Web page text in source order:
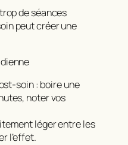
de séances
peut créer une
soin : boire une
noter vos
léger entre les
l’effet.